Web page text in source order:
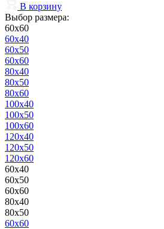
В корзину
Выбор размера:
60x60
60x40
60x50
60x60
80x40
80x50
80x60
100x40
100x50
100x60
120x40
120x50
120x60
60x40
60x50
60x60
80x40
80x50
60x60